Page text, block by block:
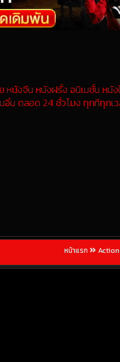
หนังจีน หนังฝรั่ง อนิเมชั่น หนัง
อิ่ม ตลอด 24 ชั่วโมง ทุกทีทุกเ
หน้าแรก